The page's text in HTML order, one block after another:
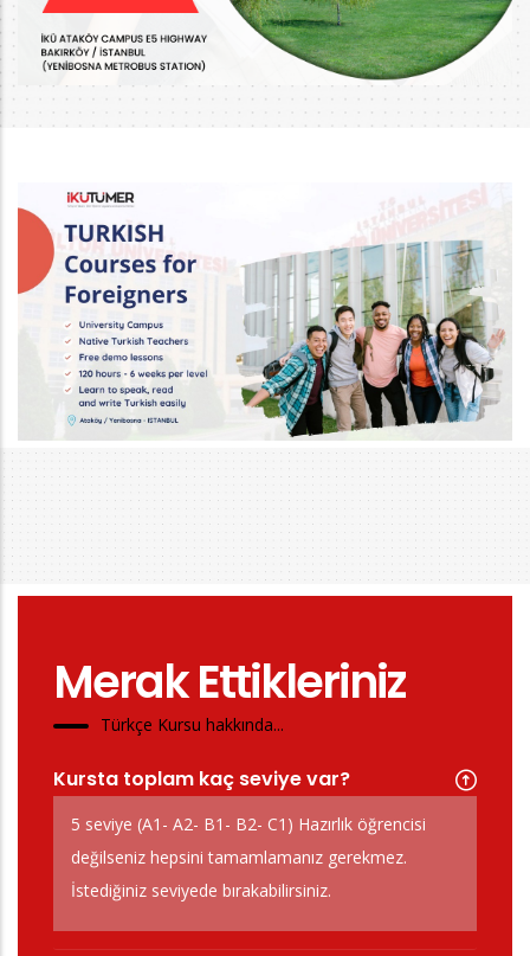
Merak Ettikleriniz
Türkçe Kursu hakkında...
Kursta toplam kaç seviye var?
5 seviye (A1- A2- B1- B2- C1) Hazırlık öğrencisi
değilseniz hepsini tamamlamanız gerekmez.
İstediğiniz seviyede bırakabilirsiniz.